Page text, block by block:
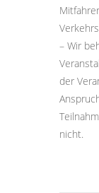
– Wir
der
nicht.